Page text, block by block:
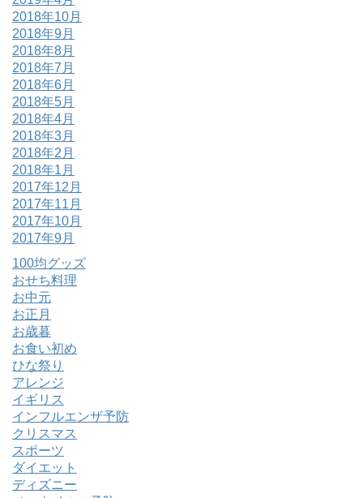
2018年10月
2018年9月
2018年8月
2018年7月
2018年6月
2018年5月
2018年4月
2018年3月
2018年2月
2018年1月
2017年12月
2017年11月
2017年10月
2017年9月
100均グッズ
おせち料理
お中元
お正月
お歳暮
お食い初め
ひな祭り
アレンジ
イギリス
インフルエンザ予防
クリスマス
スポーツ
ダイエット
ディズニー